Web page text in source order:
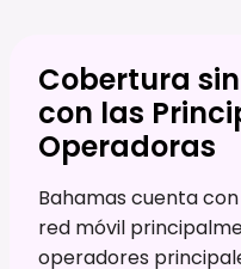
Cobertura
con las
Operadoras
Bahamas cuenta
red móvil
operadores